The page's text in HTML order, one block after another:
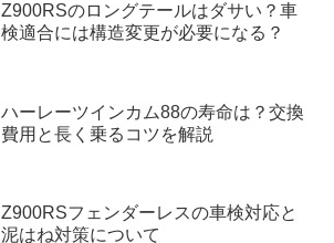
Z900RSのロングテールはダサい？車
検適合には構造変更が必要になる？
ハーレーツインカム88の寿命は？交換
費用と長く乗るコツを解説
Z900RSフェンダーレスの車検対応と
泥はね対策について